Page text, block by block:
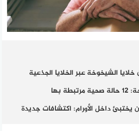
خلايا الشيخوخة عبر الخلايا الجذعية
بها
داخل الأورام: اكتشافات جديدة